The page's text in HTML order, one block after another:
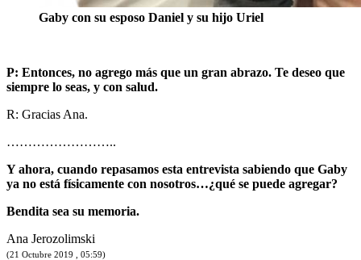
Gaby con su esposo Daniel y su hijo Uriel
P: Entonces, no agrego más que un gran abrazo. Te deseo que
siempre lo seas, y con salud.
R: Gracias Ana.
……………………..
Y ahora, cuando repasamos esta entrevista sabiendo que Gaby
ya no está físicamente con nosotros…¿qué se puede agregar?
Bendita sea su memoria.
Ana Jerozolimski
(21 Octubre 2019 , 05:59)